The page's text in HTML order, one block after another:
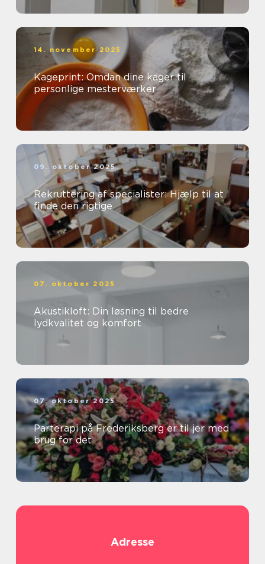
14. november 2025
Kageprint: Omdan dine kager til
personlige mesterværker
09. oktober 2025
Rekruttering af specialister: Hjælp til at
finde den rigtige
07. oktober 2025
Akustikloft: Din løsning til bedre
lydkvalitet og komfort
07. oktober 2025
Parterapi på Frederiksberg er til jer med
brug for det
Adresse